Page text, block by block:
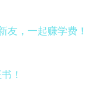
友，一起赚学费！
！